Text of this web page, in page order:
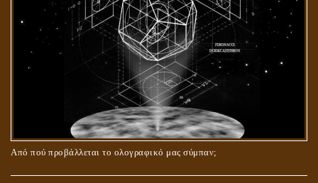
Από πού προβάλλεται το ολογραφικό μας σύμπαν;